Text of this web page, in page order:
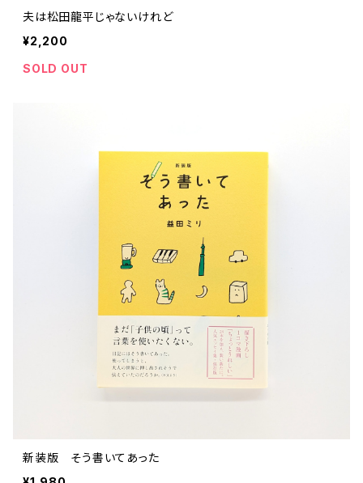
夫は松田龍平じゃないけれど
¥2,200
SOLD OUT
新装版 そう書いてあった